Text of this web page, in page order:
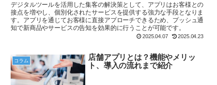
デジタルツールを活用した集客の解決策として、アプリはお客様との
接点を増やし、個別化されたサービスを提供する強力な手段となりま
す。アプリを通じてお客様に直接アプローチできるため、プッシュ通
知で新商品やサービスの告知を効果的に行うことが可能です。
2025.04.07 2025.04.23
コラム
店舗アプリとは？機能やメリッ
ト、導入の流れまで紹介